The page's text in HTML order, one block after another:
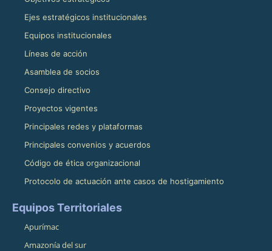
Ejes estratégicos institucionales
Equipos institucionales
Líneas de acción
Asamblea de socios
Consejo directivo
Proyectos vigentes
Principales redes y plataformas
Principales convenios y acuerdos
Código de ética organizacional
Protocolo de actuación ante casos de hostigamiento
Equipos Territoriales
Apurímac
Amazonía del sur